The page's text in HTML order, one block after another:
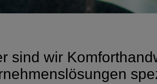
sind wir